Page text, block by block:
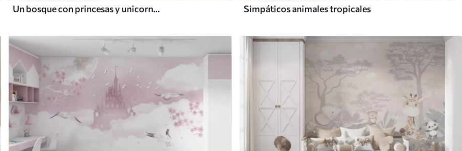
Un bosque con princesas y unicornios Simpáticos animales tropicales